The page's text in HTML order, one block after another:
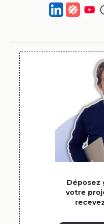
Déposez
votre